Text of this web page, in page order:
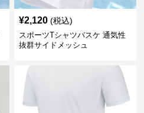
¥2,120 (税込)
スポーツTシャツバスケ 通気性
抜群サイドメッシュ